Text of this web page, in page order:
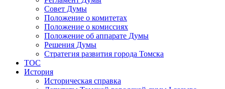
Совет Думы
Положение о комитетах
Положение о комиссиях
Положение об аппарате Думы
Решения Думы
Стратегия развития города Томска
ТОС
История
Историческая справка